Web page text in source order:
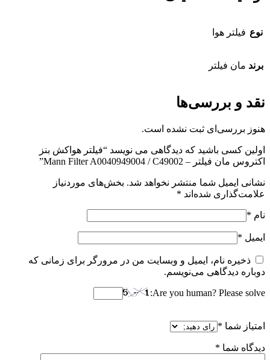
نوع فیلتر هوا
برند مان فیلتر
نقد و بررسی‌ها
هنوز بررسی‌ای ثبت نشده است.
اولین کسی باشید که دیدگاهی می نویسد “فیلتر هواکش بنز
اکتروس مان فیلتر – Mann Filter A0040949004 / C49002”
نشانی ایمیل شما منتشر نخواهد شد. بخش‌های موردنیاز
علامت‌گذاری شده‌اند *
نام *
ایمیل *
ذخیره نام، ایمیل و وبسایت من در مرورگر برای زمانی که
دوباره دیدگاهی می‌نویسم.
Are you human? Please solve:
امتیاز شما *
دیدگاه شما *